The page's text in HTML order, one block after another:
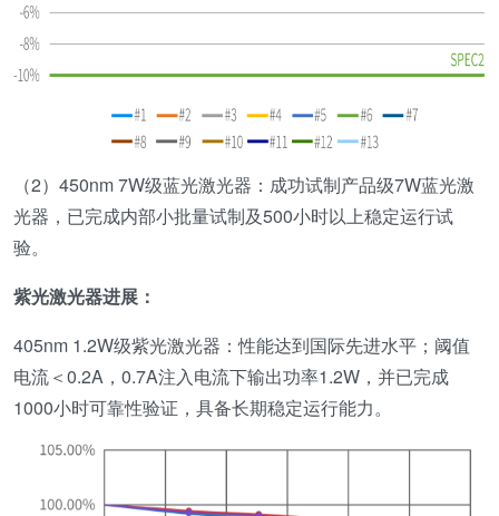
（2）450nm 7W级蓝光激光器：成功试制产品级7W蓝光激
光器，已完成内部小批量试制及500小时以上稳定运行试
验。
紫光激光器进展 ：
405nm 1.2W级紫光激光器：性能达到国际先进水平；阈值
电流＜0.2A，0.7A注入电流下输出功率1.2W，并已完成
1000小时可靠性验证，具备长期稳定运行能力。